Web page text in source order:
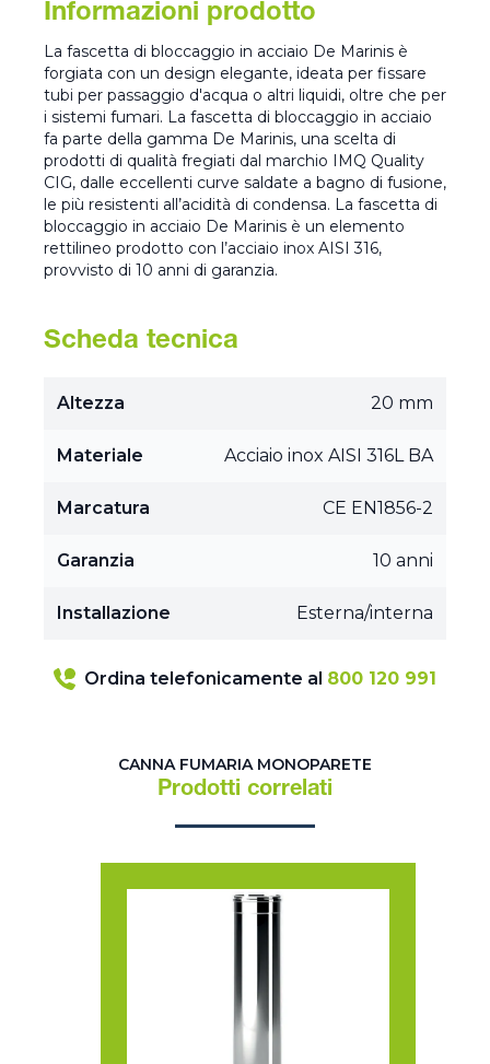
Informazioni prodotto
La fascetta di bloccaggio in acciaio De Marinis è
forgiata con un design elegante, ideata per fissare
tubi per passaggio d'acqua o altri liquidi, oltre che per
i sistemi fumari. La fascetta di bloccaggio in acciaio
fa parte della gamma De Marinis, una scelta di
prodotti di qualità fregiati dal marchio IMQ Quality
CIG, dalle eccellenti curve saldate a bagno di fusione,
le più resistenti all’acidità di condensa. La fascetta di
bloccaggio in acciaio De Marinis è un elemento
rettilineo prodotto con l’acciaio inox AISI 316,
provvisto di 10 anni di garanzia.
Scheda tecnica
Altezza 20 mm
Materiale Acciaio inox AISI 316L BA
Marcatura CE EN1856-2
Garanzia 10 anni
Installazione Esterna/interna
Ordina telefonicamente al 800 120 991
CANNA FUMARIA MONOPARETE
Prodotti correlati